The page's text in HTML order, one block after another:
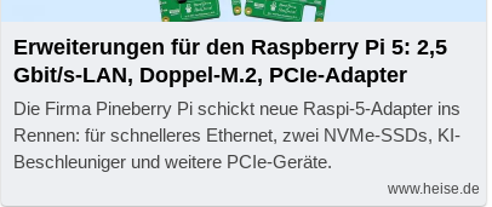
Erweiterungen für den Raspberry Pi 5: 2,5
Gbit/s-LAN, Doppel-M.2, PCIe-Adapter
Die Firma Pineberry Pi schickt neue Raspi-5-Adapter ins
Rennen: für schnelleres Ethernet, zwei NVMe-SSDs, KI-
Beschleuniger und weitere PCIe-Geräte.
www.heise.de